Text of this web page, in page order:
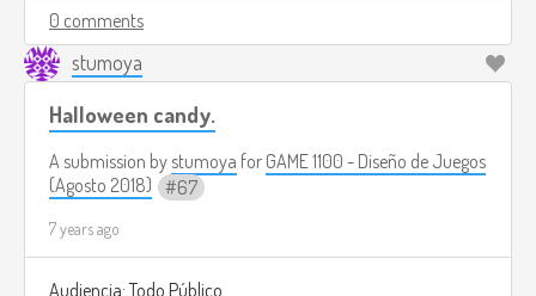
mode has the option to change colour the screen also to
black out completely without warning.
controlled by the touch screen.
Also the music of the game will change in every puzzle, in
the sense it will speed up or it will slow down, this will make
0 comments
stumoya
Halloween candy.
A submission bystumoya for GAME 1100 - Diseño de Juegos
(Agosto 2018)
67
7 years ago
Audiencia: Todo Público